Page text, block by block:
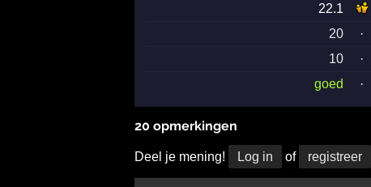
22.1
20
·
10
·
goed
·
20 opmerkingen
Deel je mening! Log in of registreer